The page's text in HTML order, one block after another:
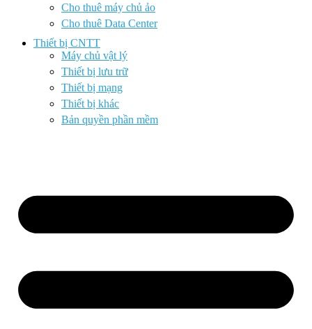
Cho thuê máy chủ ảo
Cho thuê Data Center
Thiết bị CNTT
Máy chủ vật lý
Thiết bị lưu trữ
Thiết bị mạng
Thiết bị khác
Bản quyền phần mềm